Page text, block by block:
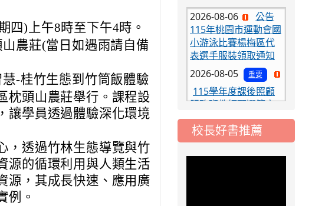
四)上午8時至下午4時。
農莊(當日如遇雨請自備
-桂竹生態到竹筒飯體驗
枕頭山農莊舉行。課程設
讓學員透過體驗深化環境
，透過竹林生態導覽與竹
源的循環利用與人類生活
源，其成長快速、應用廣
例。
115年桃園市運動會國
小游泳比賽楊梅區代
表選手服裝領取通知
2026-08-05
重要
115學年度課後照顧
服務班教師甄選簡章
115學年度一、三、
五年級常態編班結果
校長好書推薦